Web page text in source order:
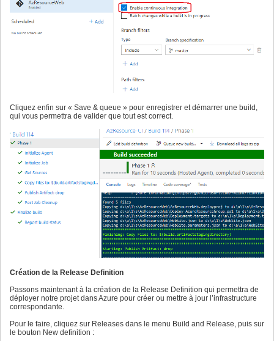
Cliquez enfin sur « Save & queue » pour enregistrer et démarrer une build,
qui vous permettra de valider que tout est correct.
Création de la Release Definition
Passons maintenant à la création de la Release Definition qui permettra de
déployer notre projet dans Azure pour créer ou mettre à jour l’infrastructure
correspondante.
Pour le faire, cliquez sur Releases dans le menu Build and Release, puis sur
le bouton New definition :